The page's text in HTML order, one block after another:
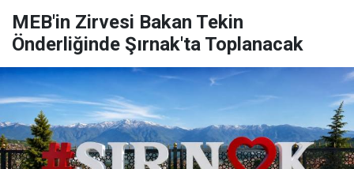
MEB'in Zirvesi Bakan Tekin
Önderliğinde Şırnak'ta Toplanacak